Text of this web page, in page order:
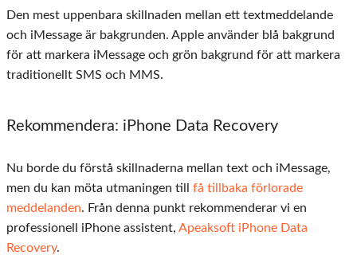
Den mest uppenbara skillnaden mellan ett textmeddelande
och iMessage är bakgrunden. Apple använder blå bakgrund
för att markera iMessage och grön bakgrund för att markera
traditionellt SMS och MMS.
Rekommendera: iPhone Data Recovery
Nu borde du förstå skillnaderna mellan text och iMessage,
men du kan möta utmaningen till få tillbaka förlorade
meddelanden. Från denna punkt rekommenderar vi en
professionell iPhone assistent, Apeaksoft iPhone Data
Recovery.